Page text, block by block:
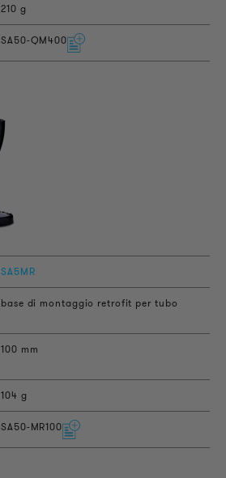
210 g
SA50-QM400
SA5MR
base di montaggio retrofit per tubo
100 mm
104 g
SA50-MR100